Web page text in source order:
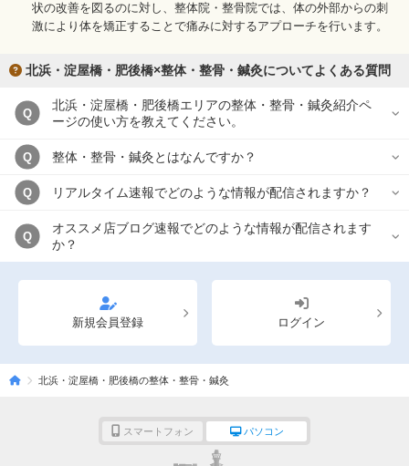
状の改善を図るのに対し、整体院・整骨院では、体の外部からの刺
激により体を矯正することで痛みに対するアプローチを行います。
北浜・淀屋橋・肥後橋×整体・整骨・鍼灸についてよくある質問
Q
北浜・淀屋橋・肥後橋エリアの整体・整骨・鍼灸紹介ペ
ージの使い方を教えてください。
Q 整体・整骨・鍼灸とはなんですか？
Q リアルタイム速報でどのような情報が配信されますか？
Q
オススメ店ブログ速報でどのような情報が配信されます
か？
新規会員登録 ログイン
北浜・淀屋橋・肥後橋の整体・整骨・鍼灸
スマートフォン パソコン